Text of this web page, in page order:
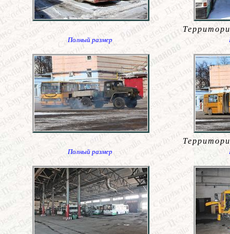
Полный размер
Полный размер